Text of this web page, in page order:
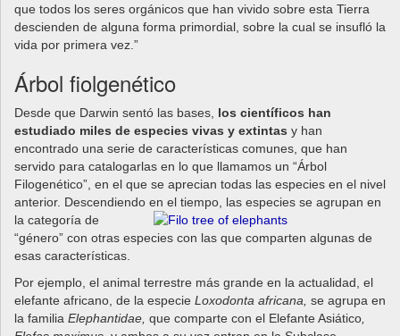
que todos los seres orgánicos que han vivido sobre esta Tierra
descienden de alguna forma primordial, sobre la cual se insufló la
vida por primera vez.”
Árbol fiolgenético
Desde que Darwin sentó las bases, los científicos han
estudiado miles de especies vivas y extintas y han
encontrado una serie de características comunes, que han
servido para catalogarlas en lo que llamamos un “Árbol
Filogenético”, en el que se aprecian todas las especies en el nivel
anterior. Descendiendo en el tiempo, las especies se agrupan en
la categoría de
“género” con otras especies con las que comparten algunas de
esas características.
Por ejemplo, el animal terrestre más grande en la actualidad, el
elefante africano, de la especie Loxodonta africana, se agrupa en
la familia Elephantidae, que comparte con el Elefante Asiático,